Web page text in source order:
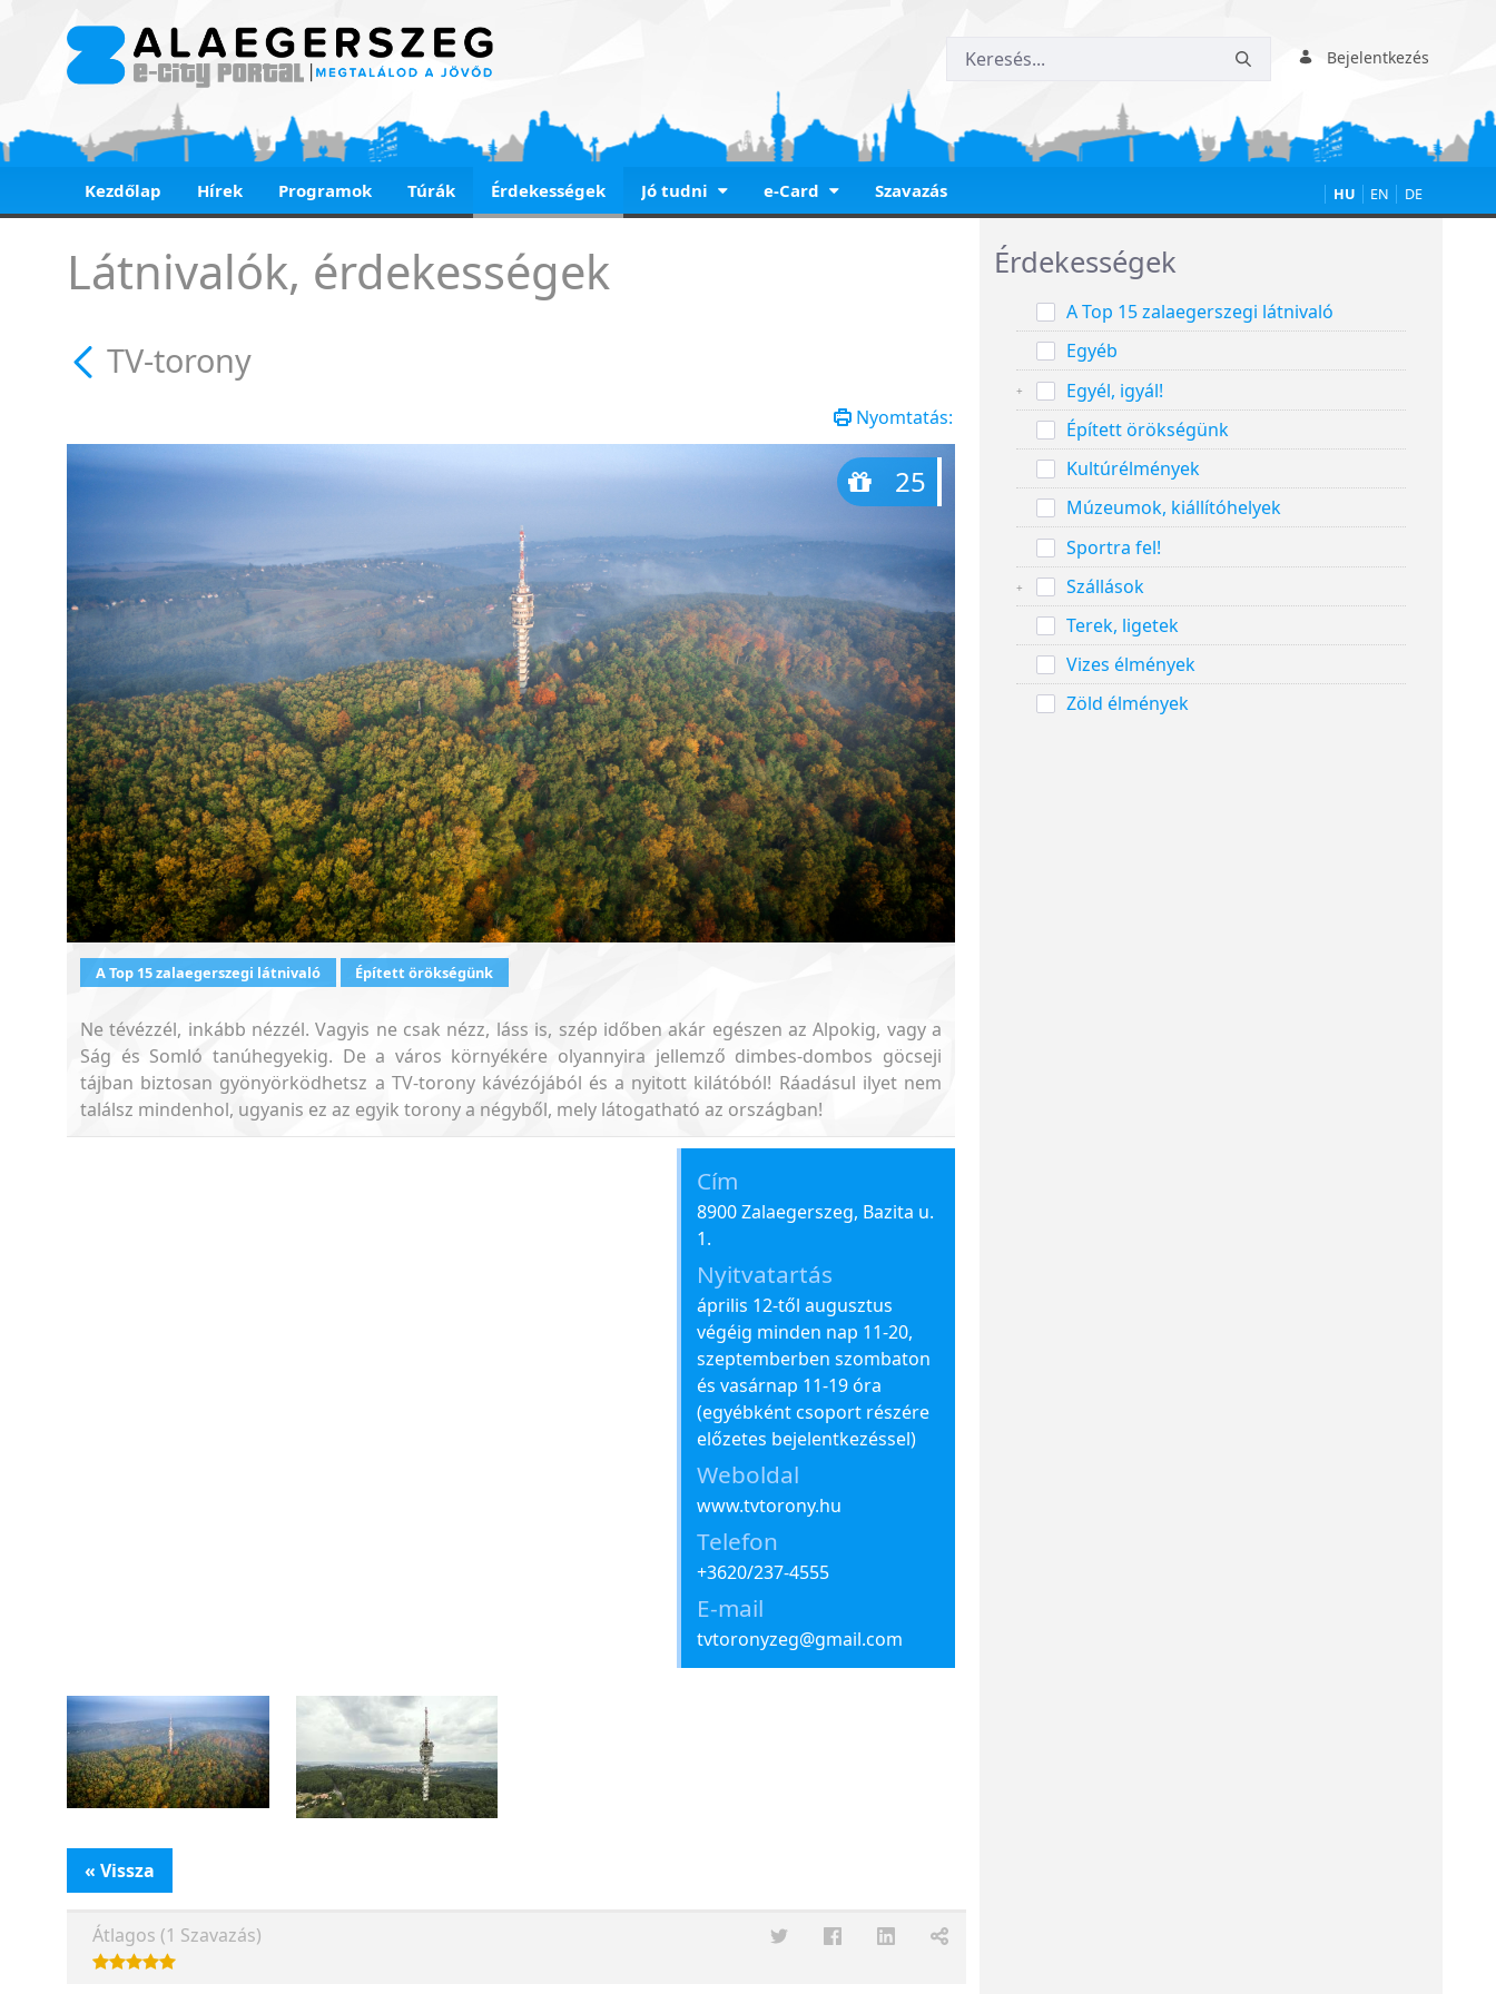
Bejelentkezés
Kezdőlap Hírek Programok Túrák Érdekességek Jó tudni e-Card Szavazás HU EN DE
TV-torony
Látnivalók, érdekességek
TV-torony
Nyomtatás:
25
A Top 15 zalaegerszegi látnivaló Épített örökségünk
Ne tévézzél, inkább nézzél. Vagyis ne csak nézz, láss is, szép időben akár egészen az Alpokig, vagy a
Ság és Somló tanúhegyekig. De a város környékére olyannyira jellemző dimbes-dombos göcseji
tájban biztosan gyönyörködhetsz a TV-torony kávézójából és a nyitott kilátóból! Ráadásul ilyet nem
találsz mindenhol, ugyanis ez az egyik torony a négyből, mely látogatható az országban!
Cím
8900 Zalaegerszeg, Bazita u.
1.
Nyitvatartás
április 12-től augusztus
végéig minden nap 11-20,
szeptemberben szombaton
és vasárnap 11-19 óra
(egyébként csoport részére
előzetes bejelentkezéssel)
Weboldal
www.tvtorony.hu
Telefon
+3620/237-4555
E-mail
tvtoronyzeg@gmail.com
« Vissza
Átlagos (1 Szavazás)
Érdekességek
A Top 15 zalaegerszegi látnivaló
Egyéb
Egyél, igyál!
Épített örökségünk
Kultúrélmények
Múzeumok, kiállítóhelyek
Sportra fel!
Szállások
Terek, ligetek
Vizes élmények
Zöld élmények